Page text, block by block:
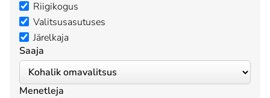
Riigikogus
Valitsusasutuses
Järelkaja
Saaja
Menetleja